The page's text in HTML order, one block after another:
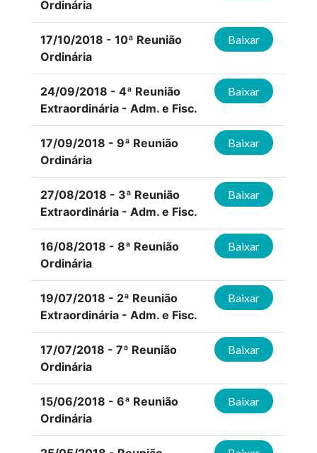
Ordinária
17/10/2018 - 10ª Reunião
Ordinária
Baixar
24/09/2018 - 4ª Reunião
Extraordinária - Adm. e Fisc.
Baixar
17/09/2018 - 9ª Reunião
Ordinária
Baixar
27/08/2018 - 3ª Reunião
Extraordinária - Adm. e Fisc.
Baixar
16/08/2018 - 8ª Reunião
Ordinária
Baixar
19/07/2018 - 2ª Reunião
Extraordinária - Adm. e Fisc.
Baixar
17/07/2018 - 7ª Reunião
Ordinária
Baixar
15/06/2018 - 6ª Reunião
Ordinária
Baixar